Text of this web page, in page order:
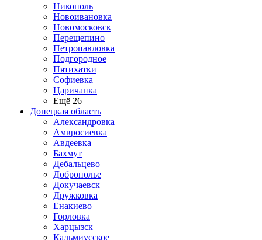
Никополь
Новоивановка
Новомосковск
Перещепино
Петропавловка
Подгородное
Пятихатки
Софиевка
Царичанка
Ещё 26
Донецкая область
Александровка
Амвросиевка
Авдеевка
Бахмут
Дебальцево
Доброполье
Докучаевск
Дружковка
Енакиево
Горловка
Харцызск
Кальмиусское